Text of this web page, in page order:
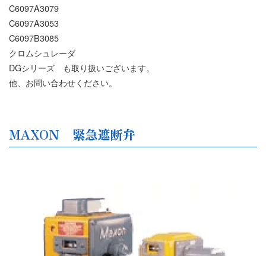
C6097A3079
C6097A3053
C6097B3085
クロムシュレーダ
DGシリーズ も取り扱いございます。
他、お問い合わせください。
MAXON 緊急遮断弁